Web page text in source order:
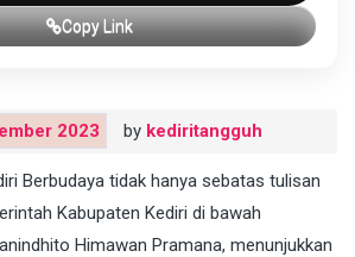
Copy Link
2023 by kediritangguh
Berbudaya tidak hanya sebatas tulisan
Kabupaten Kediri di bawah
Himawan Pramana, menunjukkan